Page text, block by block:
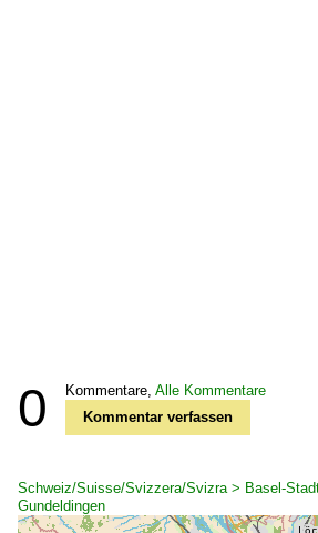
0 Kommentare, Alle Kommentare
Kommentar verfassen
Schweiz/Suisse/Svizzera/Svizra > Basel-
Gundeldingen